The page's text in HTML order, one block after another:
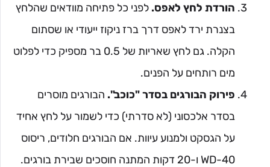
הורדת לחץ לאפס. לפני כל פתיחה מוודאים שהלחץ
בצנרת ירד לאפס דרך ברז ניקוז ייעודי או שסתום
הקלה. גם לחץ שאריות של 0.5 בר מספיק כדי לפלוט
מים רותחים על הפנים.
פירוק הבורגים בסדר "כוכב". הבורגים מוסרים
בסדר אלכסוני (לא סדרתי) כדי לשמור על לחץ אחיד
על הגסקט ולמנוע עיוות. אם הבורגים חלודים, ריסוס
WD-40 ו-20 דקות המתנה חוסכים שבירת בורגים.